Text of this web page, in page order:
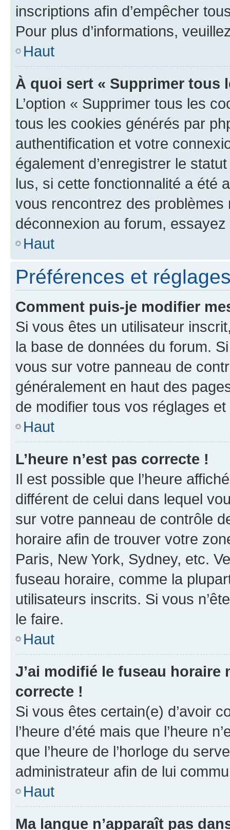
inscriptions afin d’empêcher
Pour plus d’informations,
Haut
À quoi sert « Supprimer tous
L’option « Supprimer tous les
tous les cookies générés par
authentification et votre
également d’enregistrer le
lus, si cette fonctionnalité a été
vous rencontrez des
déconnexion au forum,
Haut
Préférences et
Comment puis-je modifier
Si vous êtes un utilisateur
la base de données du forum.
vous sur votre panneau de
généralement en haut des
de modifier tous vos réglages
Haut
L’heure n’est pas correcte !
Il est possible que l’heure
différent de celui dans lequel
sur votre panneau de contrôle
horaire afin de trouver votre
Paris, New York, Sydney, etc.
fuseau horaire, comme la
utilisateurs inscrits. Si vous
le faire.
Haut
J’ai modifié le fuseau horaire
correcte !
Si vous êtes certain(e) d’avoir
l’heure d’été mais que l’heure
que l’heure de l’horloge du
administrateur afin de lui
Haut
Ma langue n’apparaît pas